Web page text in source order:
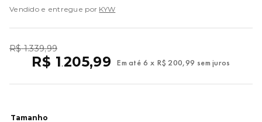
Vendido e entregue por KYW
R$ 1.339,99
R$ 1.205,99 Em até 6 x R$ 200,99 sem juros
Tamanho
7º vans
regata